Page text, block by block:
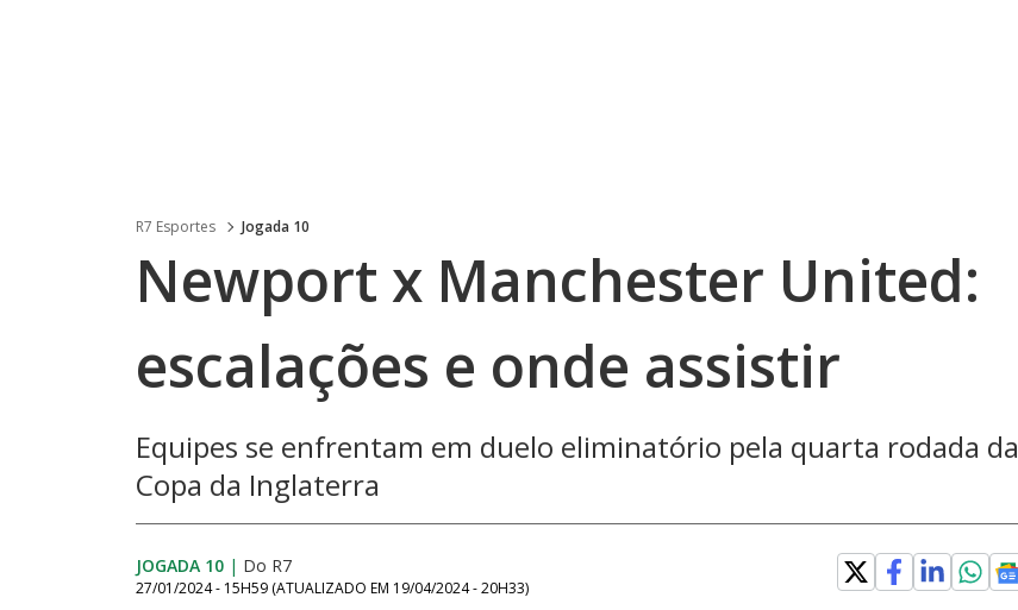
R7 Esportes Jogada 10
Newport x Manchester United:
escalações e onde assistir
Equipes se enfrentam em duelo eliminatório pela quarta rodada da
Copa da Inglaterra
JOGADA 10 | Do R7
27/01/2024 - 15H59 (ATUALIZADO EM 19/04/2024 - 20H33)